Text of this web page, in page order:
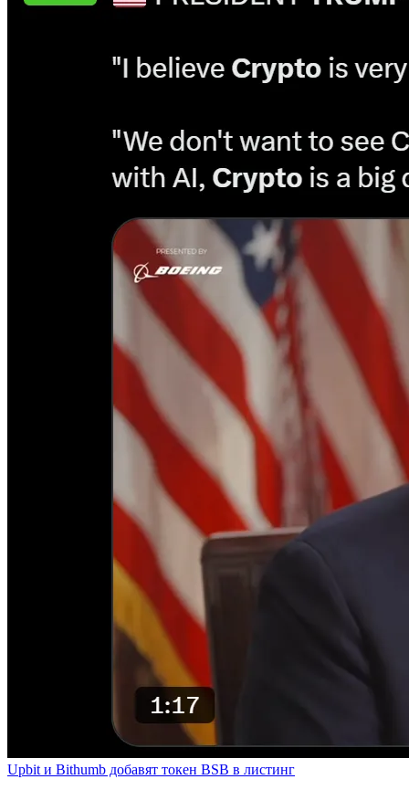
Upbit и Bithumb добавят токен BSB в листинг